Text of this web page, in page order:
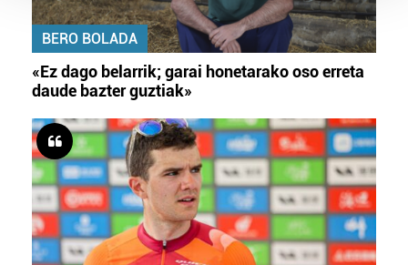
Guk eta gure bazkideek zure datu pertsonalak
prozesatzen ditugu, zure IP zenbakia, besteak beste,
pertsonalizatuak eskaintzeko, iragarkiak eta edukia
neurtzeko, jendeari buruzko informazioa biltzeko eta
produktuak garatzeko. Zure datuak nork eta zertarako
erabiltzen dituen hauta dezakezu.
Bazkide batzuek ez dizute baimenik eskatzen, eta beren
interes komertzial legitimoetan babesten dira. Ikusi gure
bazkideen zerrenda, beren ustez zein helburutarako
duten interes legitimoa eta horren aurka nola egin
BERO BOLADA
«Ez dago belarrik; garai honetarako oso erreta
daude bazter guztiak»